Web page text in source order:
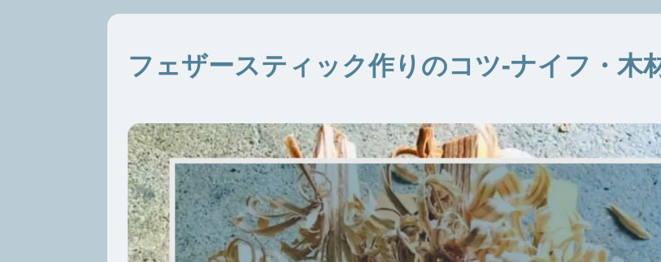
フェザースティック作りのコツ‐ナイフ・木